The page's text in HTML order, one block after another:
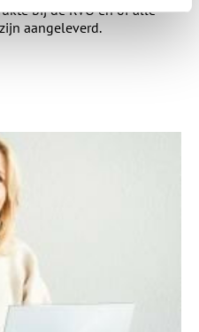
bij de RVO en of alle
aangeleverd.